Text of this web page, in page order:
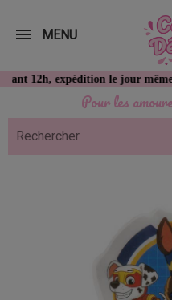
Pour les
expédition le jour même •
MENU